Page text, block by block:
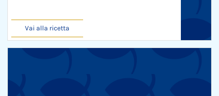
Vai alla ricetta